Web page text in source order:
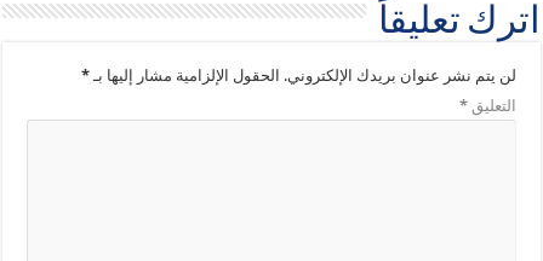
اترك تعليقاً
لن يتم نشر عنوان بريدك الإلكتروني. الحقول الإلزامية مشار إليها بـ*
التعليق*